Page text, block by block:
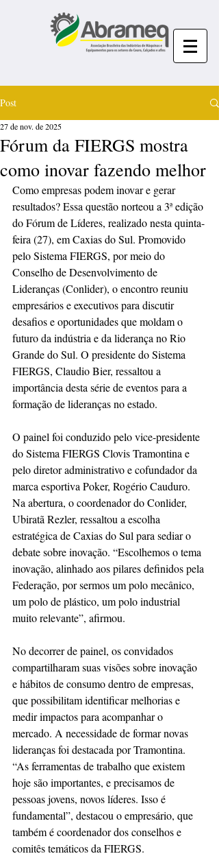
Post
Fórum da FIERGS mostra
como inovar fazendo melhor
27 de nov. de 2025
Como empresas podem inovar e gerar
resultados? Essa questão norteou a 3ª edição
do Fórum de Líderes, realizado nesta quinta-
feira (27), em Caxias do Sul. Promovido
pelo Sistema FIERGS, por meio do
Conselho de Desenvolvimento de
Lideranças (Conlider), o encontro reuniu
empresários e executivos para discutir
desafios e oportunidades que moldam o
futuro da indústria e da liderança no Rio
Grande do Sul. O presidente do Sistema
FIERGS, Claudio Bier, ressaltou a
importância desta série de eventos para a
formação de lideranças no estado.
O painel foi conduzido pelo vice-presidente
do Sistema FIERGS Clovis Tramontina e
pelo diretor administrativo e cofundador da
marca esportiva Poker, Rogério Cauduro.
Na abertura, o coordenador do Conlider,
Ubiratã Rezler, ressaltou a escolha
estratégica de Caxias do Sul para sediar o
debate sobre inovação. “Escolhemos o tema
inovação, alinhado aos pilares definidos pela
Federação, por sermos um polo mecânico,
um polo de plástico, um polo industrial
muito relevante”, afirmou.
No decorrer de painel, os convidados
compartilharam suas visões sobre inovação
e hábitos de consumo dentro de empresas,
que possibilitam identificar melhorias e
medir impactos para acompanhar o
mercado. A necessidade de formar novas
lideranças foi destacada por Tramontina.
“As ferramentas de trabalho que existem
hoje são importantes, e precisamos de
pessoas jovens, novos líderes. Isso é
fundamental”, destacou o empresário, que
também é coordenador dos conselhos e
comitês temáticos da FIERGS.